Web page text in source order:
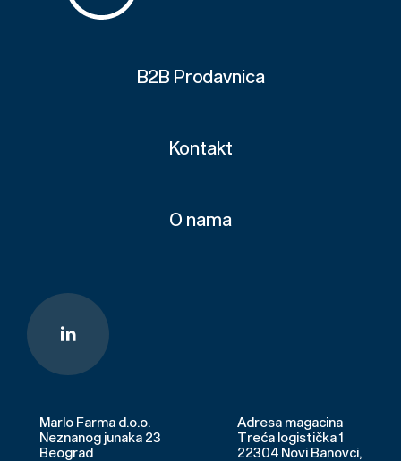
B2B Prodavnica
Kontakt
O nama
Marlo Farma d.o.o.
Neznanog junaka 23
Beograd
Adresa magacina
Treća logistička 1
22304 Novi Banovci,